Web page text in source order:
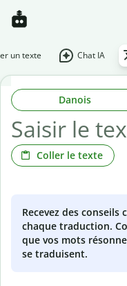
un texte Chat IA
Danois
Coller le texte
Recevez des conseils
chaque traduction.
que vos mots
se traduisent.